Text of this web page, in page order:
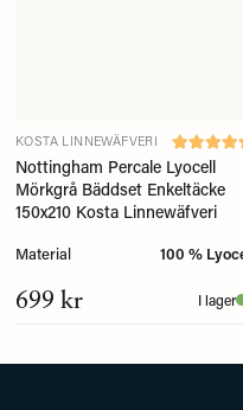
KOSTA LINNEWÄFVERI
Nottingham Percale Lyocell
Mörkgrå Bäddset Enkeltäcke
150x210 Kosta Linnewäfveri
Material 100 %
699 kr I lager